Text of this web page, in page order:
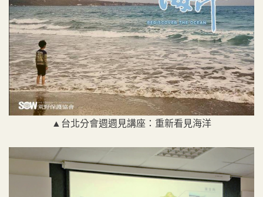
▲台北分會週週見講座：重新看見海洋